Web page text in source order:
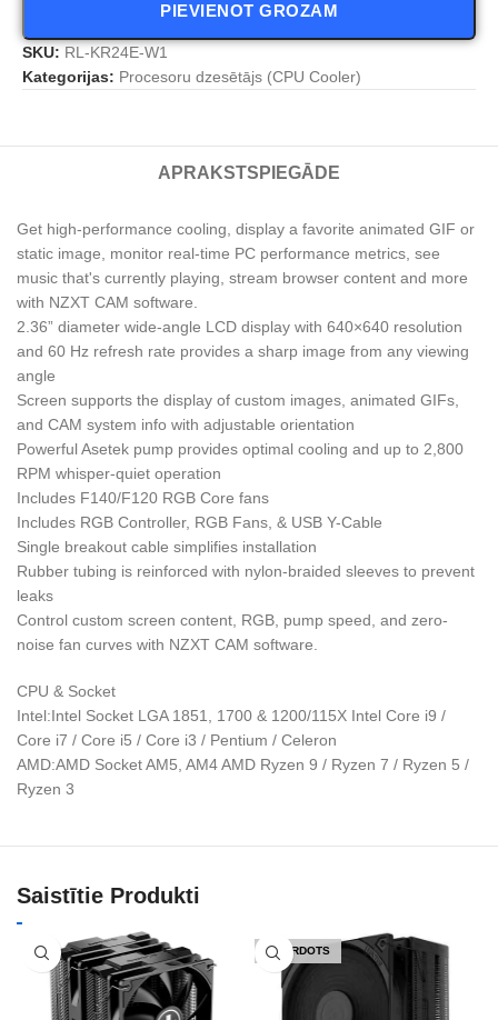
PIEVIENOT GROZAM
SKU: RL-KR24E-W1
Kategorijas: Procesoru dzesētājs (CPU Cooler)
APRAKSTS PIEGĀDE
Get high-performance cooling, display a favorite animated GIF or
static image, monitor real-time PC performance metrics, see
music that's currently playing, stream browser content and more
with NZXT CAM software.
2.36” diameter wide-angle LCD display with 640×640 resolution
and 60 Hz refresh rate provides a sharp image from any viewing
angle
Screen supports the display of custom images, animated GIFs,
and CAM system info with adjustable orientation
Powerful Asetek pump provides optimal cooling and up to 2,800
RPM whisper-quiet operation
Includes F140/F120 RGB Core fans
Includes RGB Controller, RGB Fans, & USB Y-Cable
Single breakout cable simplifies installation
Rubber tubing is reinforced with nylon-braided sleeves to prevent
leaks
Control custom screen content, RGB, pump speed, and zero-
noise fan curves with NZXT CAM software.
CPU & Socket
Intel:Intel Socket LGA 1851, 1700 & 1200/115X Intel Core i9 /
Core i7 / Core i5 / Core i3 / Pentium / Celeron
AMD:AMD Socket AM5, AM4 AMD Ryzen 9 / Ryzen 7 / Ryzen 5 /
Ryzen 3
Saistītie Produkti
IZPĀRDOTS